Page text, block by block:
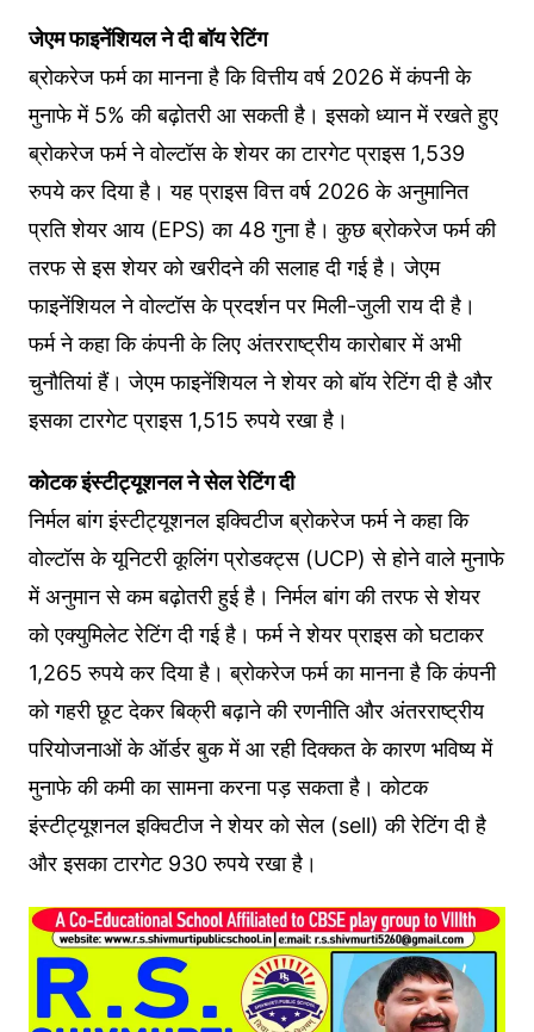
जेएम फाइनेंश‍ियल ने दी बॉय रेट‍िंग
ब्रोकरेज फर्म का मानना है कि वित्तीय वर्ष 2026 में कंपनी के
मुनाफे में 5% की बढ़ोतरी आ सकती है। इसको ध्यान में रखते हुए
ब्रोकरेज फर्म ने वोल्‍टॉस के शेयर का टारगेट प्राइस 1,539
रुपये कर द‍िया है। यह प्राइस वित्त वर्ष 2026 के अनुमानित
प्रति शेयर आय (EPS) का 48 गुना है। कुछ ब्रोकरेज फर्म की
तरफ से इस शेयर को खरीदने की सलाह दी गई है। जेएम
फाइनेंशियल ने वोल्‍टॉस के प्रदर्शन पर मिली-जुली राय दी है।
फर्म ने कहा क‍ि कंपनी के ल‍िए अंतरराष्ट्रीय कारोबार में अभी
चुनौतियां हैं। जेएम फाइनेंश‍ियल ने शेयर को बॉय रेट‍िंग दी है और
इसका टारगेट प्राइस 1,515 रुपये रखा है।
कोटक इंस्टीट्यूशनल ने सेल रेट‍िंग दी
निर्मल बांग इंस्टीट्यूशनल इक्‍व‍िटीज ब्रोकरेज फर्म ने कहा कि
वोल्‍टॉस के यूनिटरी कूलिंग प्रोडक्ट्स (UCP) से होने वाले मुनाफे
में अनुमान से कम बढ़ोतरी हुई है। निर्मल बांग की तरफ से शेयर
को एक्‍युम‍िलेट रेटिंग दी गई है। फर्म ने शेयर प्राइस को घटाकर
1,265 रुपये कर दिया है। ब्रोकरेज फर्म का मानना है कि कंपनी
को गहरी छूट देकर बिक्री बढ़ाने की रणनीति और अंतरराष्ट्रीय
परियोजनाओं के ऑर्डर बुक में आ रही दिक्कत के कारण भविष्य में
मुनाफे की कमी का सामना करना पड़ सकता है। कोटक
इंस्टीट्यूशनल इक्‍व‍िटीज ने शेयर को सेल (sell) की रेट‍िंग दी है
और इसका टारगेट 930 रुपये रखा है।